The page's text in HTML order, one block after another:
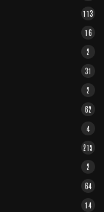
113
16
2
31
2
62
4
215
2
64
14